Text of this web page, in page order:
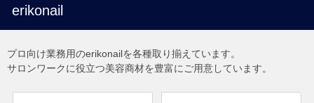
erikonail
プロ向け業務用のerikonailを各種取り揃えています。
サロンワークに役立つ美容商材を豊富にご用意しています。